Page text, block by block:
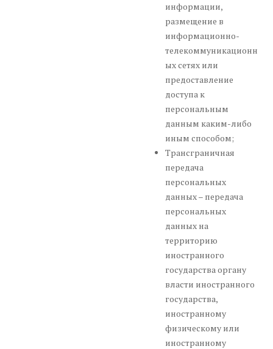
информации,
размещение в
информационно-
телекоммуникационн
ых сетях или
предоставление
доступа к
персональным
данным каким-либо
иным способом;
Трансграничная
передача
персональных
данных – передача
персональных
данных на
территорию
иностранного
государства органу
власти иностранного
государства,
иностранному
физическому или
иностранному